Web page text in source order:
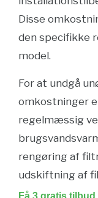
Disse
den specifikke
model.
For at undgå
omkostninger
regelmæssig
rengøring af
udskiftning af
Få 3 gratis tilbud